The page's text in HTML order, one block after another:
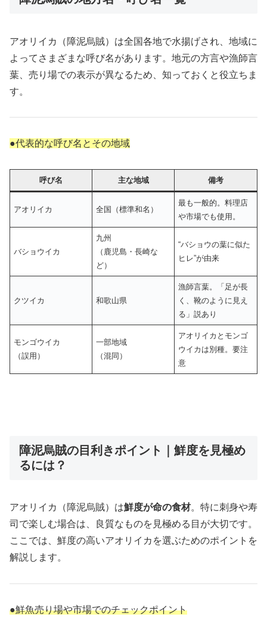
アオリイカ（障泥烏賊）は全国各地で水揚げされ、地域に
よってさまざまな呼び名があります。地元の方言や漁師言
葉、売り場での表示が異なるため、知っておくと役立ちま
す。
●代表的な呼び名とその地域
呼び名 主な地域 備考
アオリイカ 全国（標準和名）
最も一般的。料理店
や市場でも使用。
バショウイカ
九州
（鹿児島・長崎な
ど）
“バショウの葉に似た
ヒレ”が由来
クツイカ 和歌山県
漁師言葉。「足が長
く、靴のように見え
る」説あり
モンゴウイカ
（誤用）
一部地域
（混同）
アオリイカとモンゴ
ウイカは別種。要注
意
障泥烏賊の目利きポイント｜鮮度を見極め
るには？
アオリイカ（障泥烏賊）は鮮度が命の食材。特に刺身や寿
司で楽しむ場合は、良質なものを見極める目が大切です。
ここでは、鮮度の高いアオリイカを選ぶためのポイントを
解説します。
●鮮魚売り場や市場でのチェックポイント